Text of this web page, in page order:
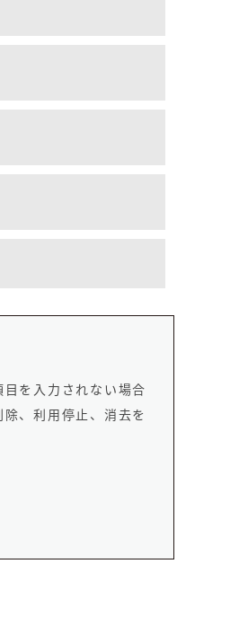
を入力されない場合
、利用停止、消去を